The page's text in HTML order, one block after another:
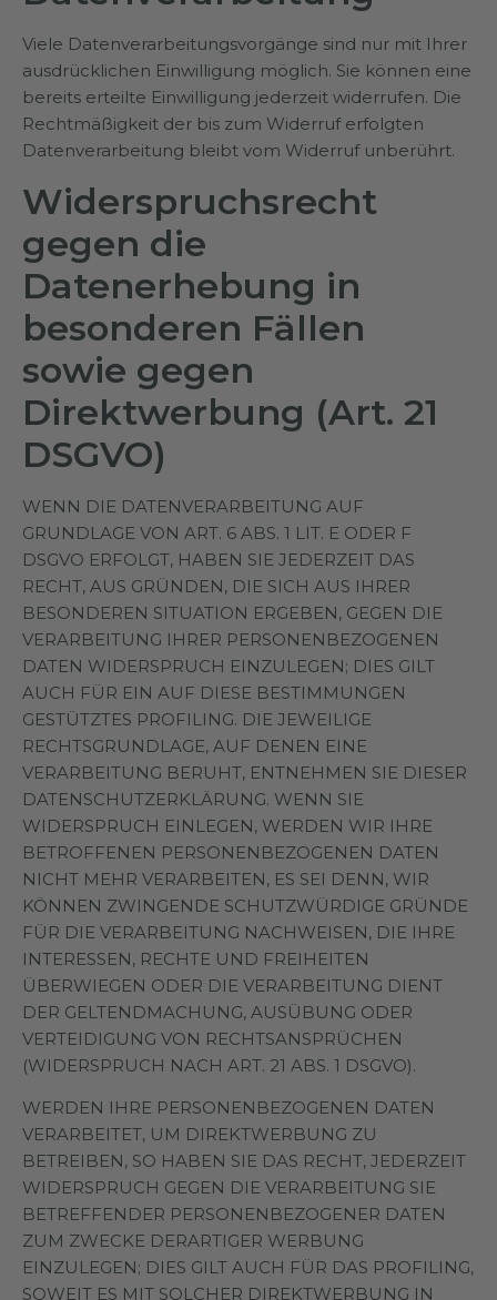
Viele Datenverarbeitungsvorgänge sind nur mit Ihrer
ausdrücklichen Einwilligung möglich. Sie können eine
bereits erteilte Einwilligung jederzeit widerrufen. Die
Rechtmäßigkeit der bis zum Widerruf erfolgten
Datenverarbeitung bleibt vom Widerruf unberührt.
Widerspruchsrecht
gegen die
Datenerhebung in
besonderen Fällen
sowie gegen
Direktwerbung (Art. 21
DSGVO)
WENN DIE DATENVERARBEITUNG AUF
GRUNDLAGE VON ART. 6 ABS. 1 LIT. E ODER F
DSGVO ERFOLGT, HABEN SIE JEDERZEIT DAS
RECHT, AUS GRÜNDEN, DIE SICH AUS IHRER
BESONDEREN SITUATION ERGEBEN, GEGEN DIE
VERARBEITUNG IHRER PERSONENBEZOGENEN
DATEN WIDERSPRUCH EINZULEGEN; DIES GILT
AUCH FÜR EIN AUF DIESE BESTIMMUNGEN
GESTÜTZTES PROFILING. DIE JEWEILIGE
RECHTSGRUNDLAGE, AUF DENEN EINE
VERARBEITUNG BERUHT, ENTNEHMEN SIE DIESER
DATENSCHUTZERKLÄRUNG. WENN SIE
WIDERSPRUCH EINLEGEN, WERDEN WIR IHRE
BETROFFENEN PERSONENBEZOGENEN DATEN
NICHT MEHR VERARBEITEN, ES SEI DENN, WIR
KÖNNEN ZWINGENDE SCHUTZWÜRDIGE GRÜNDE
FÜR DIE VERARBEITUNG NACHWEISEN, DIE IHRE
INTERESSEN, RECHTE UND FREIHEITEN
ÜBERWIEGEN ODER DIE VERARBEITUNG DIENT
DER GELTENDMACHUNG, AUSÜBUNG ODER
VERTEIDIGUNG VON RECHTSANSPRÜCHEN
(WIDERSPRUCH NACH ART. 21 ABS. 1 DSGVO).
WERDEN IHRE PERSONENBEZOGENEN DATEN
VERARBEITET, UM DIREKTWERBUNG ZU
BETREIBEN, SO HABEN SIE DAS RECHT, JEDERZEIT
WIDERSPRUCH GEGEN DIE VERARBEITUNG SIE
BETREFFENDER PERSONENBEZOGENER DATEN
ZUM ZWECKE DERARTIGER WERBUNG
EINZULEGEN; DIES GILT AUCH FÜR DAS PROFILING,
SOWEIT ES MIT SOLCHER DIREKTWERBUNG IN